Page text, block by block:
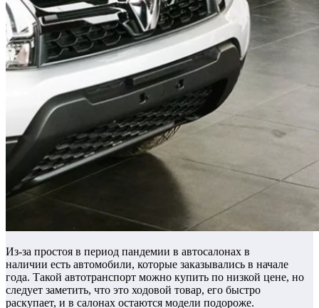
Из-за простоя в период пандемии в автосалонах в
наличии есть автомобили, которые заказывались в начале
года. Такой автотранспорт можно купить по низкой цене, но
следует заметить, что это ходовой товар, его быстро
раскупает, и в салонах остаются модели подороже.